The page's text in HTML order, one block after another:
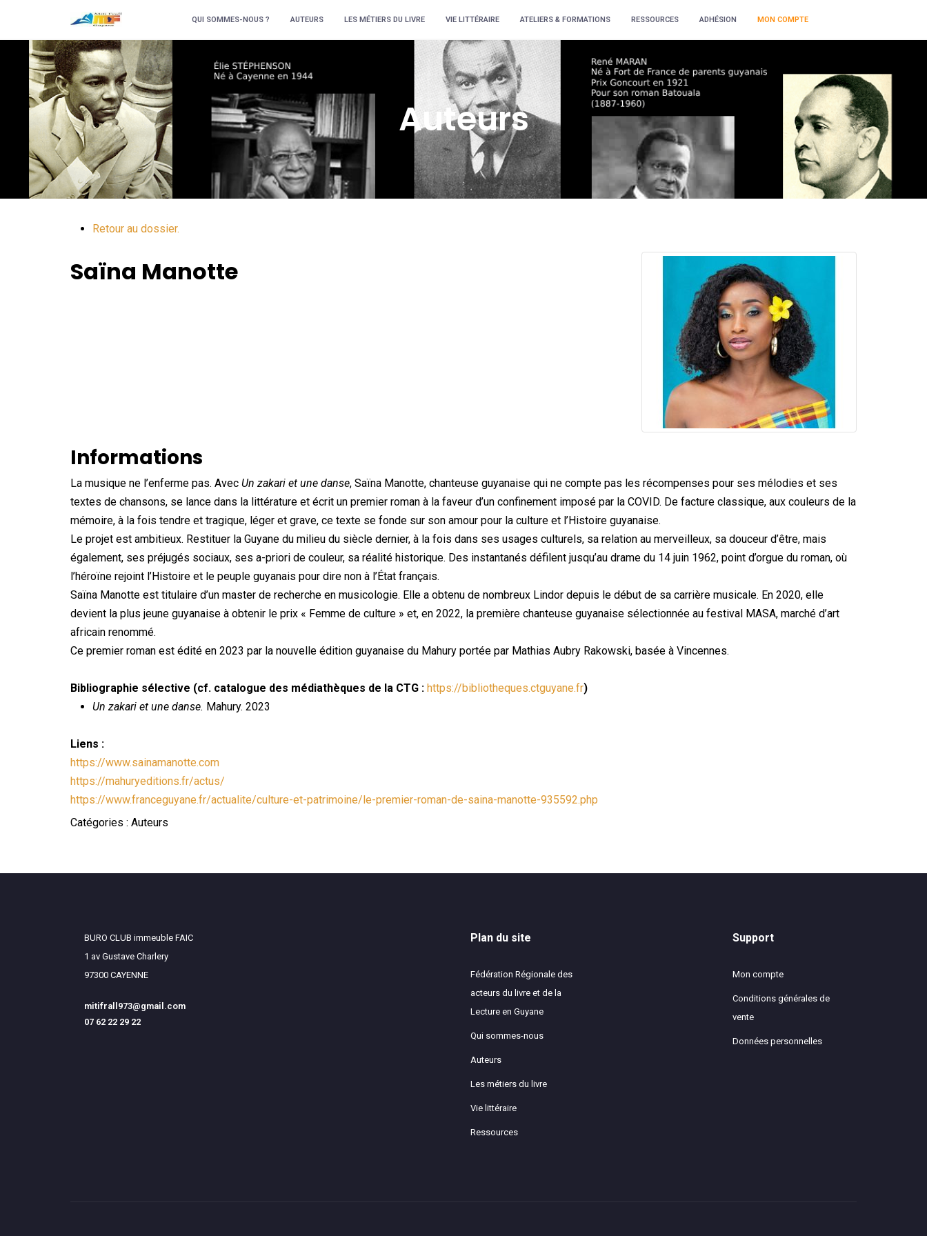
QUI SOMMES-NOUS ? AUTEURS LES MÉTIERS DU LIVRE VIE LITTÉRAIRE ATELIERS & FORMATIONS RESSOURCES ADHÉSION MON COMPTE
Auteurs
Retour au dossier.
Saïna Manotte
Informations
La musique ne l’enferme pas. Avec Un zakari et une danse, Saïna Manotte, chanteuse guyanaise qui ne compte pas les récompenses pour ses mélodies et ses
textes de chansons, se lance dans la littérature et écrit un premier roman à la faveur d’un confinement imposé par la COVID. De facture classique, aux couleurs de la
mémoire, à la fois tendre et tragique, léger et grave, ce texte se fonde sur son amour pour la culture et l’Histoire guyanaise.
Le projet est ambitieux. Restituer la Guyane du milieu du siècle dernier, à la fois dans ses usages culturels, sa relation au merveilleux, sa douceur d’être, mais
également, ses préjugés sociaux, ses a-priori de couleur, sa réalité historique. Des instantanés défilent jusqu’au drame du 14 juin 1962, point d’orgue du roman, où
l’héroïne rejoint l’Histoire et le peuple guyanais pour dire non à l’État français.
Saïna Manotte est titulaire d’un master de recherche en musicologie. Elle a obtenu de nombreux Lindor depuis le début de sa carrière musicale. En 2020, elle
devient la plus jeune guyanaise à obtenir le prix « Femme de culture » et, en 2022, la première chanteuse guyanaise sélectionnée au festival MASA, marché d’art
africain renommé.
Ce premier roman est édité en 2023 par la nouvelle édition guyanaise du Mahury portée par Mathias Aubry Rakowski, basée à Vincennes.
Bibliographie sélective (cf. catalogue des médiathèques de la CTG : https://bibliotheques.ctguyane.fr)
Un zakari et une danse. Mahury. 2023
Liens :
https://www.sainamanotte.com
https://mahuryeditions.fr/actus/
https://www.franceguyane.fr/actualite/culture-et-patrimoine/le-premier-roman-de-saina-manotte-935592.php
Catégories : Auteurs
BURO CLUB immeuble FAIC
1 av Gustave Charlery
97300 CAYENNE
mitifrall973@gmail.com
07 62 22 29 22
Plan du site
Fédération Régionale des
acteurs du livre et de la
Lecture en Guyane
Qui sommes-nous
Auteurs
Les métiers du livre
Vie littéraire
Ressources
Support
Mon compte
Conditions générales de
vente
Données personnelles